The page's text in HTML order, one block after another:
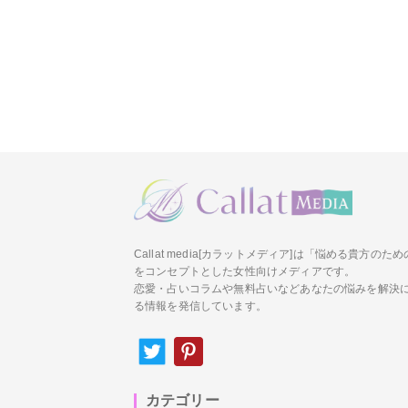
Callat media[カラットメディア]は「悩める貴方のため
をコンセプトとした女性向けメディアです。
恋愛・占いコラムや無料占いなどあなたの悩みを解決
る情報を発信しています。
カテゴリー